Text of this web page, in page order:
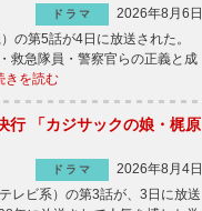
ドラマ
2026年8月6日
の第5話が4日に放送された。
救急隊員・警察官らの正義と成
きを読む
行 「カジサックの娘・梶原
ドラマ
2026年8月4日
レビ系）の第3話が、3日に放送